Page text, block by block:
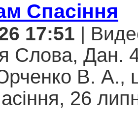
Спасіння
17:51 |
Слова, Дан.
В. А.,
26